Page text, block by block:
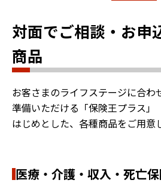
対面でご相談・お申
商品
お客さまのライフステージに合わ
準備いただける「保険王プラス」
はじめとした、各種商品をご用意
医療・介護・収入・死亡